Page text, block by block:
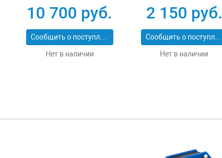
UltraMMA-220
8009729
10 700 руб.
Сообщить о поступлении
Нет в наличии
2 150 руб.
Сообщить о поступлении
Нет в наличии